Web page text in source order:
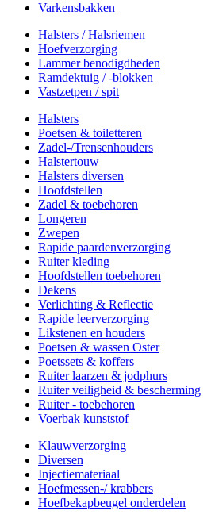
Varkensbakken
Halsters / Halsriemen
Hoefverzorging
Lammer benodigdheden
Ramdektuig / -blokken
Vastzetpen / spit
Halsters
Poetsen & toiletteren
Zadel-/Trensenhouders
Halstertouw
Halsters diversen
Hoofdstellen
Zadel & toebehoren
Longeren
Zwepen
Rapide paardenverzorging
Ruiter kleding
Hoofdstellen toebehoren
Dekens
Verlichting & Reflectie
Rapide leerverzorging
Likstenen en houders
Poetsen & wassen Oster
Poetssets & koffers
Ruiter laarzen & jodphurs
Ruiter veiligheid & bescherming
Ruiter - toebehoren
Voerbak kunststof
Klauwverzorging
Diversen
Injectiemateriaal
Hoefmessen-/ krabbers
Hoefbekapbeugel onderdelen